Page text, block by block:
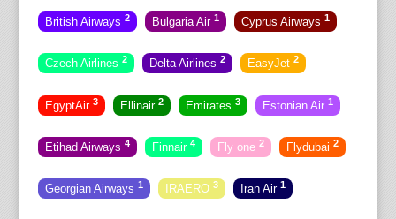
British Airways 2 Bulgaria Air 1 Cyprus Airways 1
Czech Airlines 2 Delta Airlines 2 EasyJet 2
EgyptAir 3 Ellinair 2 Emirates 3 Estonian Air 1
Etihad Airways 4 Finnair 4 Fly one 2 Flydubai 2
Georgian Airways 1 IRAERO 3 Iran Air 1